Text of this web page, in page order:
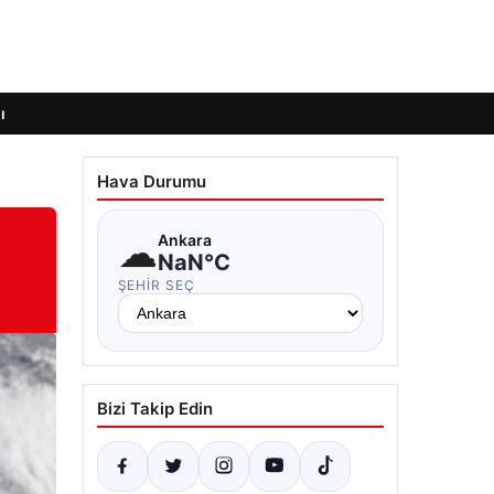
Hava Durumu
☁Ankara
NaN°C
ŞEHIR SEÇ
Bizi Takip Edin